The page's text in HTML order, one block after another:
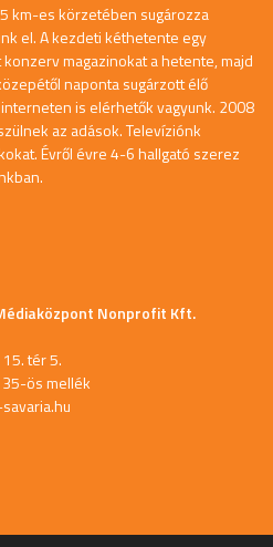
km-es körzetében sugározza
el. A kezdeti kéthetente egy
magazinokat a hetente, majd
naponta sugárzott élő
is elérhetők vagyunk. 2008
az adások. Televíziónk
Évről évre 4-6 hallgató szerez
Nonprofit Kft.
tér 5.
ös mellék